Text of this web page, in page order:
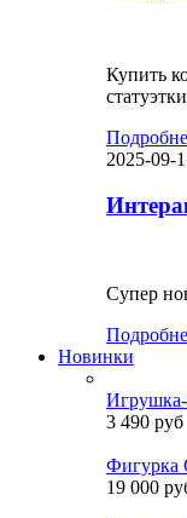
Купить
2025-09-
Супер
Новинки
3 490 руб
Фигурка
19 000